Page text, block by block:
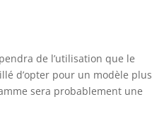
de l’utilisation que le
d’opter pour un modèle plus
sera probablement une